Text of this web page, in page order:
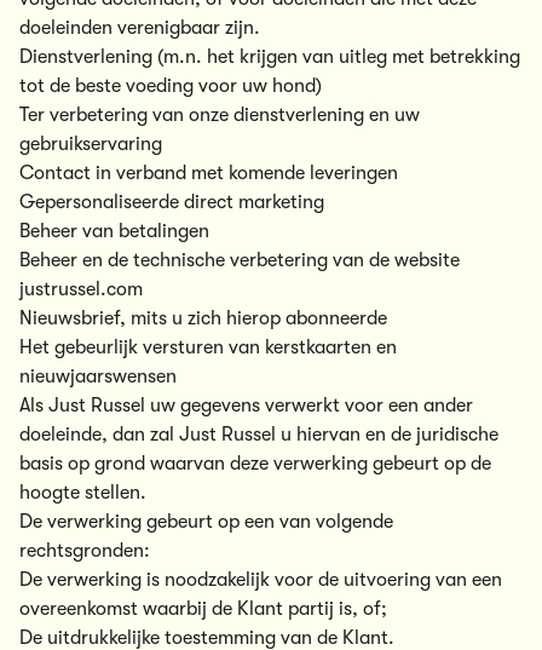
doeleinden verenigbaar zijn.
Dienstverlening (m.n. het krijgen van uitleg met betrekking
tot de beste voeding voor uw hond)
Ter verbetering van onze dienstverlening en uw
gebruikservaring
Contact in verband met komende leveringen
Gepersonaliseerde direct marketing
Beheer van betalingen
Beheer en de technische verbetering van de website
justrussel.com
Nieuwsbrief, mits u zich hierop abonneerde
Het gebeurlijk versturen van kerstkaarten en
nieuwjaarswensen
Als Just Russel uw gegevens verwerkt voor een ander
doeleinde, dan zal Just Russel u hiervan en de juridische
basis op grond waarvan deze verwerking gebeurt op de
hoogte stellen.
De verwerking gebeurt op een van volgende
rechtsgronden:
De verwerking is noodzakelijk voor de uitvoering van een
overeenkomst waarbij de Klant partij is, of;
De uitdrukkelijke toestemming van de Klant.